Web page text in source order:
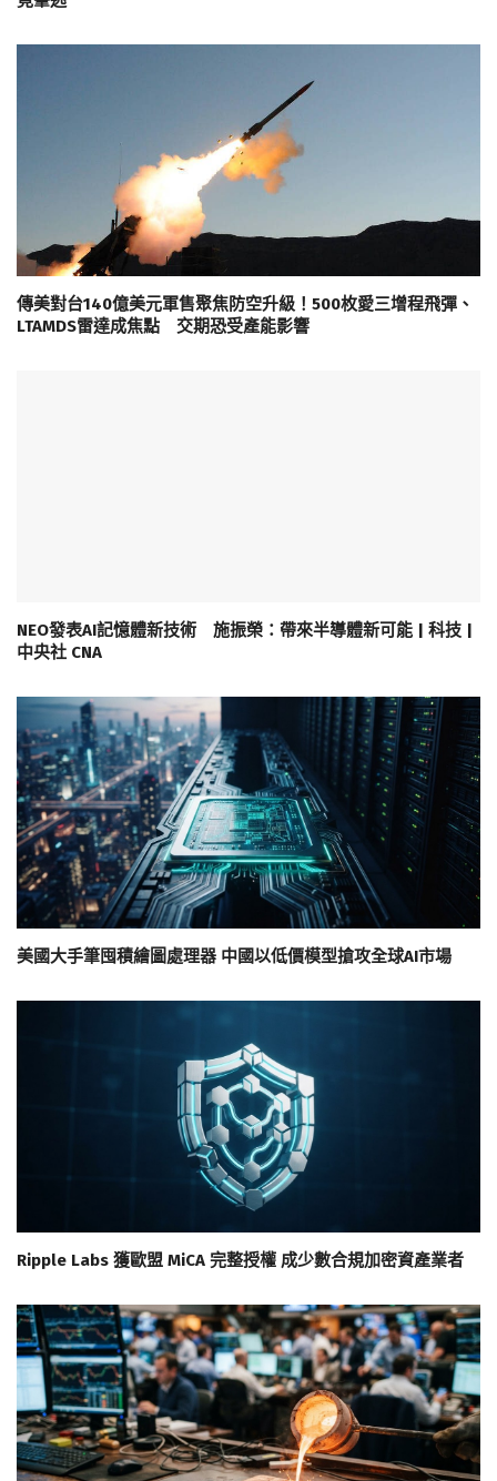
傳美對台140億美元軍售聚焦防空升級！500枚愛三增程飛彈、
LTAMDS雷達成焦點 交期恐受產能影響
NEO發表AI記憶體新技術 施振榮：帶來半導體新可能 | 科技 |
中央社 CNA
美國大手筆囤積繪圖處理器 中國以低價模型搶攻全球AI市場
Ripple Labs 獲歐盟 MiCA 完整授權 成少數合規加密資產業者